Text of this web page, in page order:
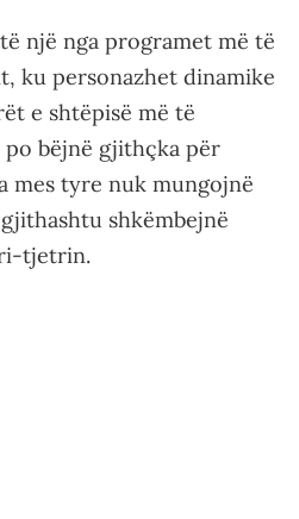
një nga programet më të
ku personazhet dinamike
e shtëpisë më të
po bëjnë gjithçka për
mes tyre nuk mungojnë
shkëmbejnë
tjetrin.